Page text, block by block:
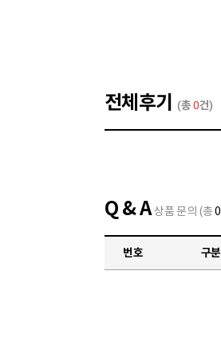
전체후기 (총0건)
Q & A상품 문의 (총0
번호 구분